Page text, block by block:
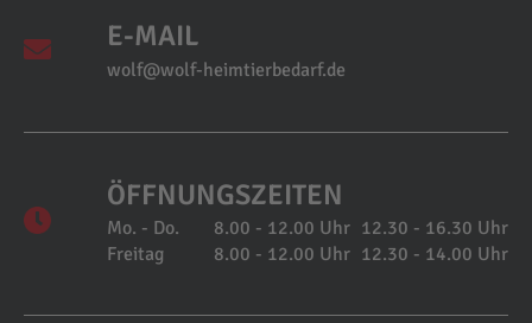
E-MAIL
wolf@wolf-heimtierbedarf.de
ÖFFNUNGSZEITEN
Mo. - Do. 8.00 - 12.00 Uhr 12.30 - 16.30 Uhr
Freitag
8.00 - 12.00 Uhr 12.30 - 14.00 Uhr